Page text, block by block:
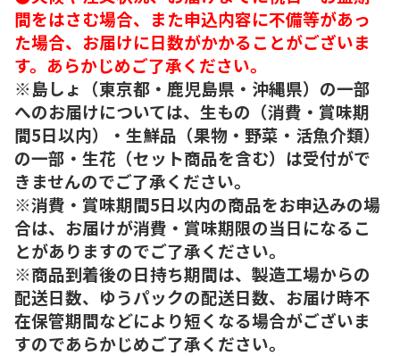
間をはさむ場合、また申込内容に不備等があっ
た場合、お届けに日数がかかることがございま
す。あらかじめご了承ください。
※島しょ（東京都・鹿児島県・沖縄県）の一部
へのお届けについては、生もの（消費・賞味期
間5日以内）・生鮮品（果物・野菜・活魚介類）
の一部・生花（セット商品を含む）は受付がで
きませんのでご了承ください。
※消費・賞味期間5日以内の商品をお申込みの場
合は、お届けが消費・賞味期限の当日になるこ
とがありますのでご了承ください。
※商品到着後の日持ち期間は、製造工場からの
配送日数、ゆうパックの配送日数、お届け時不
在保管期間などにより短くなる場合がございま
すのであらかじめご了承ください。